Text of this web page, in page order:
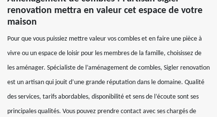
renovation mettra en valeur cet espace de votre
maison
Pour que vous puissiez mettre valeur vos combles et en faire une pièce à
vivre ou un espace de loisir pour les membres de la famille, choisissez de
les aménager. Spécialiste de l’aménagement de combles, Sigler renovation
est un artisan qui jouit d’une grande réputation dans le domaine. Qualité
des services, tarifs abordables, disponibilité et sens de l’écoute sont ses
principales qualités. Vous pouvez prendre contact avec ses chargés de